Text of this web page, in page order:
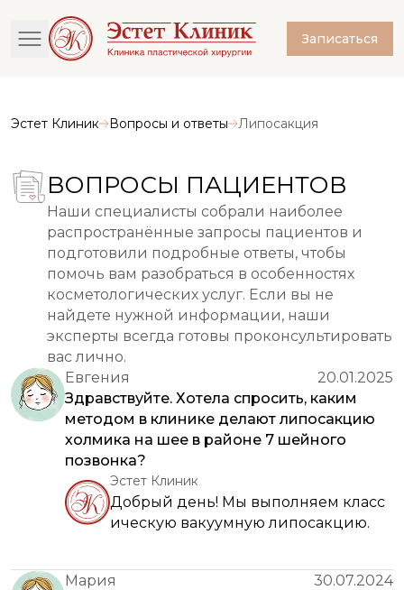
Записаться
Эстет Клиник Вопросы и ответы Липосакция
ВОПРОСЫ ПАЦИЕНТОВ
Наши специалисты собрали наиболее
распространённые запросы пациентов и
подготовили подробные ответы, чтобы
помочь вам разобраться в особенностях
косметологических услуг. Если вы не
найдете нужной информации, наши
эксперты всегда готовы проконсультировать
вас лично.
Евгения
20.01.2025
Здравствуйте. Хотела спросить, каким
методом в клинике делают липосакцию
холмика на шее в районе 7 шейного
позвонка?
Эстет Клиник
Добрый день! Мы выполняем класс
ическую вакуумную липосакцию.
Мария
30.07.2024